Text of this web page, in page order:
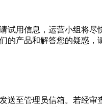
试用信息，运营小组将尽
的产品和解答您的疑惑，
送至管理员信箱。若经审